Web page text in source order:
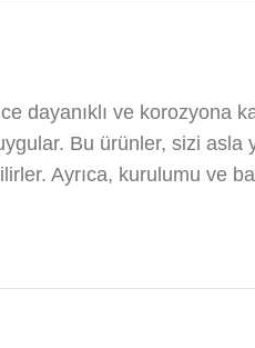
dayanıklı ve korozyona
Bu ürünler, sizi asla
Ayrıca, kurulumu ve